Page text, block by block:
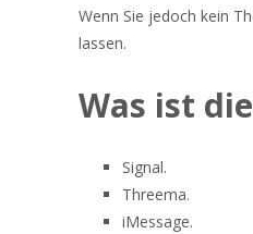
Wenn Sie jedoch kein
lassen.
Was ist
Signal.
Threema.
iMessage.